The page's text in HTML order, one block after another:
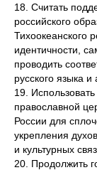
18. Считать
российского
Тихоокеанского
идентичности,
проводить
русского языка и
19.
православной
России для
укрепления
и культурных
20. Продолжить